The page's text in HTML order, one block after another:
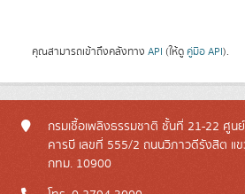
คุณสามารถเข้าถึงคลังทาง API (ให้ดู คู่มือ API).
กรมเชื้อเพลิงธรรมชาติ ชั้นที่ 21-22 ศูน
คารบี เลขที่ 555/2 ถนนวิภาวดีรังสิต แ
กทม. 10900